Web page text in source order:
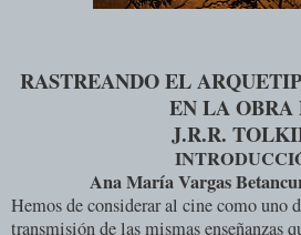
RASTREANDO EL
EN LA OBRA
J.R.R.
Ana María Vargas
Hemos de considerar al cine como uno
transmisión de las mismas enseñanzas